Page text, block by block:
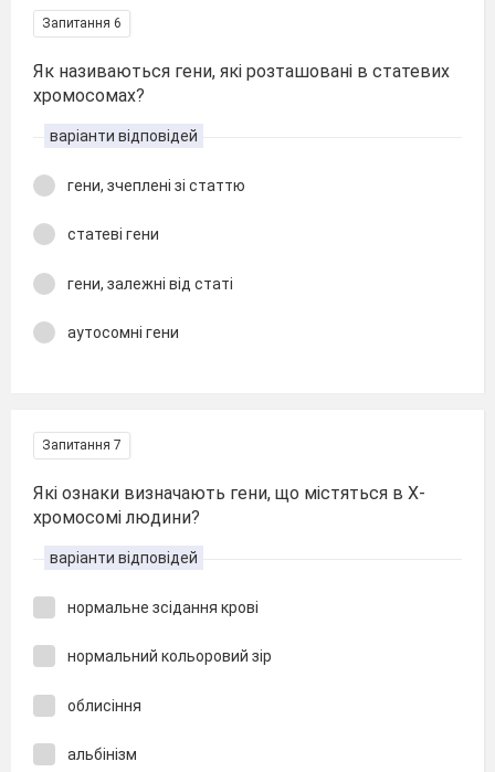
Запитання 6
Як називаються гени, які розташовані в статевих
хромосомах?
варіанти відповідей
гени, зчеплені зі статтю
статеві гени
гени, залежні від статі
аутосомні гени
Запитання 7
Які ознаки визначають гени, що містяться в Х-
хромосомі людини?
варіанти відповідей
нормальне зсідання крові
нормальний кольоровий зір
облисіння
альбінізм